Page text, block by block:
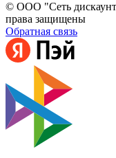
© ООО "Сеть
права защищены
Обратная связь